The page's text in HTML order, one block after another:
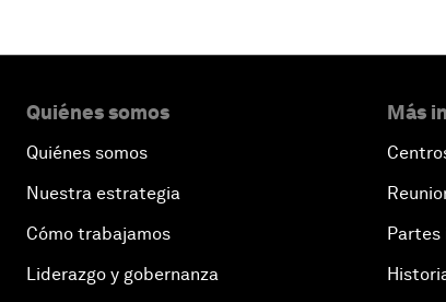
Quiénes somos
Quiénes somos
Nuestra estrategia
Cómo trabajamos
Liderazgo y gobernanza
Más